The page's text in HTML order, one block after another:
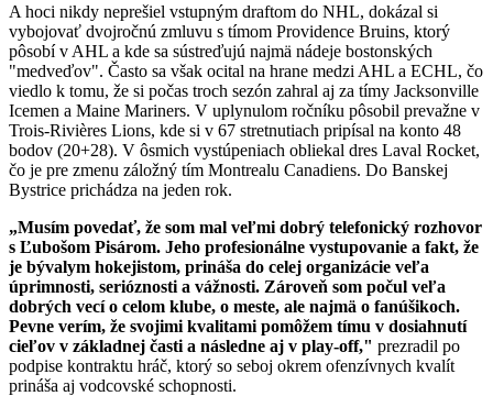
A hoci nikdy neprešiel vstupným draftom do NHL, dokázal si
vybojovať dvojročnú zmluvu s tímom Providence Bruins, ktorý
pôsobí v AHL a kde sa sústreďujú najmä nádeje bostonských
"medveďov". Často sa však ocital na hrane medzi AHL a ECHL, čo
viedlo k tomu, že si počas troch sezón zahral aj za tímy Jacksonville
Icemen a Maine Mariners. V uplynulom ročníku pôsobil prevažne v
Trois-Rivières Lions, kde si v 67 stretnutiach pripísal na konto 48
bodov (20+28). V ôsmich vystúpeniach obliekal dres Laval Rocket,
čo je pre zmenu záložný tím Montrealu Canadiens. Do Banskej
Bystrice prichádza na jeden rok.
„Musím povedať, že som mal veľmi dobrý telefonický rozhovor
s Ľubošom Pisárom. Jeho profesionálne vystupovanie a fakt, že
je bývalym hokejistom, prináša do celej organizácie veľa
úprimnosti, serióznosti a vážnosti. Zároveň som počul veľa
dobrých vecí o celom klube, o meste, ale najmä o fanúšikoch.
Pevne verím, že svojimi kvalitami pomôžem tímu v dosiahnutí
cieľov v základnej časti a následne aj v play-off," prezradil po
podpise kontraktu hráč, ktorý so seboj okrem ofenzívnych kvalít
prináša aj vodcovské schopnosti.